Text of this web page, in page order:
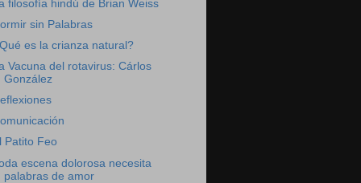
filosofía hindú de Brian Weiss
sin Palabras
es la crianza natural?
Vacuna del rotavirus: Cárlos
González
Patito Feo
escena dolorosa necesita
palabras de amor